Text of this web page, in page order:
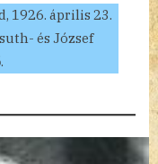
1926. április 23.
és József